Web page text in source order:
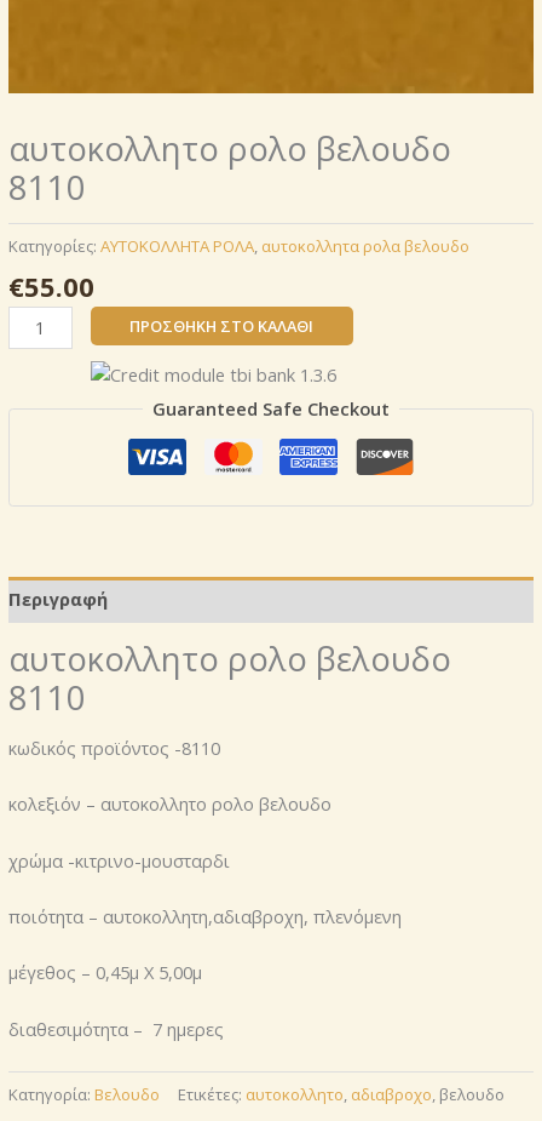
αυτοκoλλητο ρολo βελουδο
8110
Κατηγορίες: AΥΤΟΚΟΛΛΗΤΑ ΡΟΛΑ, αυτοκoλλητα ρολα βελουδο
€55.00
αυτοκoλλητο
ρολo
ΠΡΟΣΘΉΚΗ ΣΤΟ ΚΑΛΆΘΙ
Guaranteed Safe Checkout
Περιγραφή
αυτοκoλλητο ρολo βελουδο
8110
κωδικός προϊόντος -8110
κολεξιόν – αυτοκολλητο ρολο βελουδο
χρώμα -κιτρινο-μουσταρδι
ποιότητα – αυτοκολλητη,αδιαβροχη, πλενόμενη
μέγεθος – 0,45μ Χ 5,00μ
διαθεσιμότητα – 7 ημερες
Κατηγορία: Βελουδο Ετικέτες: αυτοκολλητο αδιαβροχο , βελουδο